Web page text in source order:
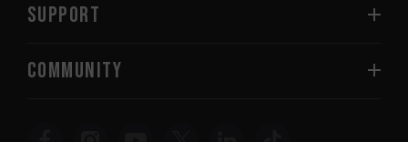
SUPPORT
COMMUNITY